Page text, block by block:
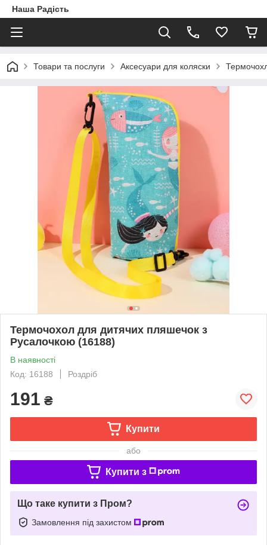
Наша Радість
Товари та послуги Аксесуари для коляски
Термочохол для дитячих пляшечок з
Русалочкою (16188)
В наявності
Код: 16188
Роздріб
191 ₴
Купити
або
Купити з
Що таке купити з Пром?
Замовлення під захистом